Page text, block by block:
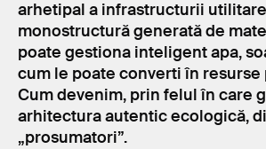
arhetipal a infrastructurii
monostructură generată de
poate gestiona inteligent apa,
cum le poate converti în
Cum devenim, prin felul în care
arhitectura autentic ecologică,
„prosumatori”.